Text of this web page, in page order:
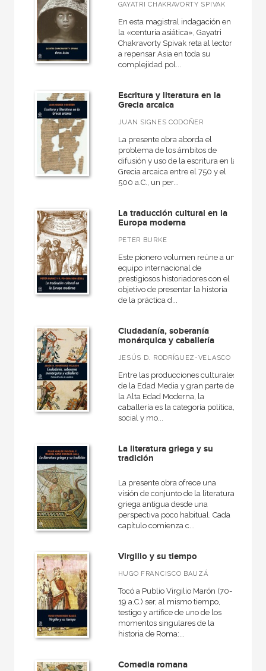
NUESTROS FORMATOS
Cartoné
Ebook
Papel
Rústica
CATÁLOGOS PDF
GAYATRI CHAKRAVORTY SPIVAK
En esta magistral indagación en
la «centuria asiática», Gayatri
Chakravorty Spivak reta al lector
a repensar Asia en toda su
complejidad pol...
Escritura y literatura en la
Grecia arcaica
JUAN SIGNES CODOÑER
La presente obra aborda el
problema de los ámbitos de
difusión y uso de la escritura en la
Grecia arcaica entre el 750 y el
500 a.C., un per...
La traducción cultural en la
Europa moderna
PETER BURKE
Este pionero volumen reúne a un
equipo internacional de
prestigiosos historiadores con el
objetivo de presentar la historia
de la práctica d...
Ciudadanía, soberanía
monárquica y caballería
JESÚS D. RODRÍGUEZ-VELASCO
Entre las producciones culturales
de la Edad Media y gran parte de
la Alta Edad Moderna, la
caballería es la categoría política,
social y mo...
La literatura griega y su
tradición
La presente obra ofrece una
visión de conjunto de la literatura
griega antigua desde una
perspectiva poco habitual. Cada
capítulo comienza c...
Virgilio y su tiempo
HUGO FRANCISCO BAUZÁ
Tocó a Publio Virgilio Marón (70-
19 a.C.) ser, al mismo tiempo,
testigo y artífice de uno de los
momentos singulares de la
historia de Roma:...
Comedia romana